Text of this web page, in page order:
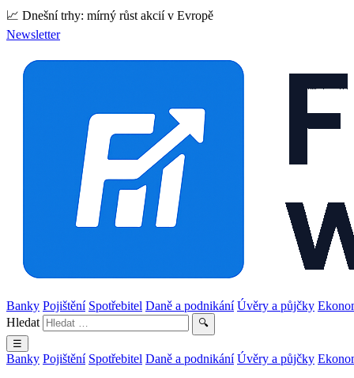
📈 Dnešní trhy: mírný růst akcií v Evropě
Newsletter
Banky Pojištění Spotřebitel Daně a podnikání Úvěry a půjčky
Hledat
🔍
☰
Banky Pojištění Spotřebitel Daně a podnikání Úvěry a půjčky